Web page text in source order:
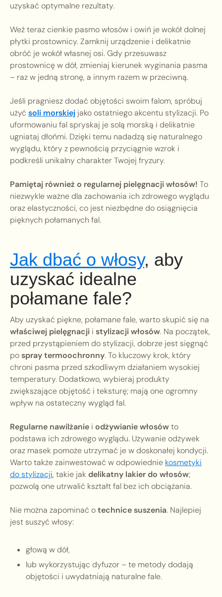
uzyskać optymalne rezultaty.
Weź teraz cienkie pasmo włosów i owiń je wokół dolnej
płytki prostownicy. Zamknij urządzenie i delikatnie
obróć je wokół własnej osi. Gdy przesuwasz
prostownicę w dół, zmieniaj kierunek wyginania pasma
– raz w jedną stronę, a innym razem w przeciwną.
Jeśli pragniesz dodać objętości swoim falom, spróbuj
użyć soli morskiej jako ostatniego akcentu stylizacji. Po
uformowaniu fal spryskaj je solą morską i delikatnie
ugniataj dłońmi. Dzięki temu nadadzą się naturalnego
wyglądu, który z pewnością przyciągnie wzrok i
podkreśli unikalny charakter Twojej fryzury.
Pamiętaj również o regularnej pielęgnacji włosów! To
niezwykle ważne dla zachowania ich zdrowego wyglądu
oraz elastyczności, co jest niezbędne do osiągnięcia
pięknych połamanych fal.
Jak dbać o włosy, aby
uzyskać idealne
połamane fale?
Aby uzyskać piękne, połamane fale, warto skupić się na
właściwej pielęgnacji i stylizacji włosów. Na początek,
przed przystąpieniem do stylizacji, dobrze jest sięgnąć
pospray termoochronny. To kluczowy krok, który
chroni pasma przed szkodliwym działaniem wysokiej
temperatury. Dodatkowo, wybieraj produkty
zwiększające objętość i teksturę; mają one ogromny
wpływ na ostateczny wygląd fal.
Regularne nawilżanie i odżywianie włosówto
podstawa ich zdrowego wyglądu. Używanie odżywek
oraz masek pomoże utrzymać je w doskonałej kondycji.
Warto także zainwestować w odpowiednie kosmetyki
do stylizacji, takie jak delikatny lakier do włosów;
pozwolą one utrwalić kształt fal bez ich obciążania.
Nie można zapominać otechnice suszenia. Najlepiej
jest suszyć włosy:
głową w dół,
lub wykorzystując dyfuzor – te metody dodają
objętości i uwydatniają naturalne fale.